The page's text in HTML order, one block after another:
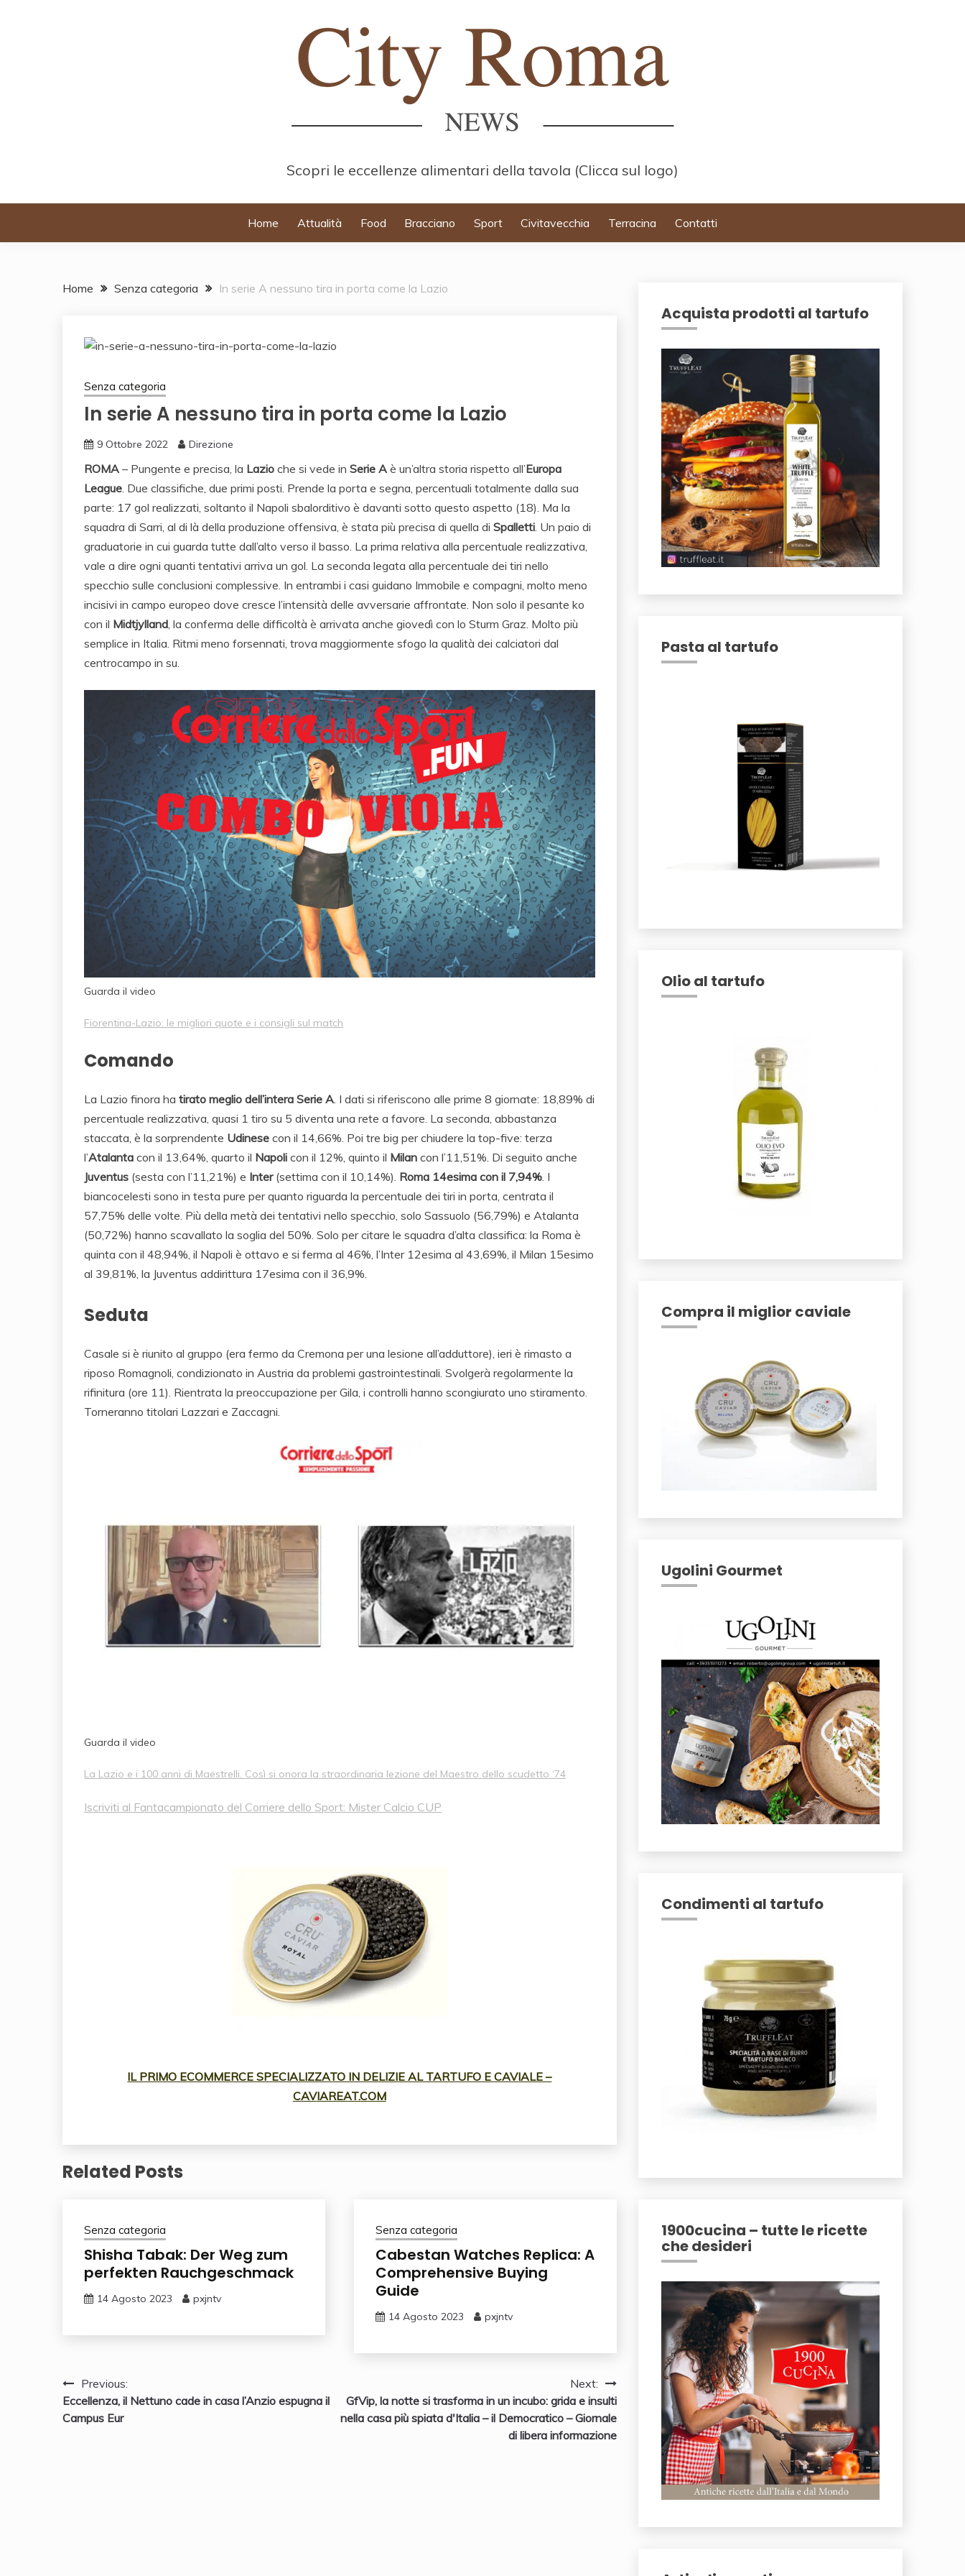
Scopri le eccellenze alimentari della tavola (Clicca sul logo)
Home Attualità Food Bracciano Sport Civitavecchia Terracina Contatti
Home Senza categoria In serie A nessuno tira in porta come la Lazio
Senza categoria
In serie A nessuno tira in porta come la Lazio
9 Ottobre 2022 Direzione
ROMA – Pungente e precisa, la Lazio che si vede in Serie A è un’altra storia rispetto all’Europa
League. Due classifiche, due primi posti. Prende la porta e segna, percentuali totalmente dalla sua
parte: 17 gol realizzati, soltanto il Napoli sbalorditivo è davanti sotto questo aspetto (18). Ma la
squadra di Sarri, al di là della produzione offensiva, è stata più precisa di quella di Spalletti. Un paio di
graduatorie in cui guarda tutte dall’alto verso il basso. La prima relativa alla percentuale realizzativa,
vale a dire ogni quanti tentativi arriva un gol. La seconda legata alla percentuale dei tiri nello
specchio sulle conclusioni complessive. In entrambi i casi guidano Immobile e compagni, molto meno
incisivi in campo europeo dove cresce l’intensità delle avversarie affrontate. Non solo il pesante ko
con il Midtjylland, la conferma delle difficoltà è arrivata anche giovedì con lo Sturm Graz. Molto più
semplice in Italia. Ritmi meno forsennati, trova maggiormente sfogo la qualità dei calciatori dal
centrocampo in su.
Guarda il video
Fiorentina-Lazio: le migliori quote e i consigli sul match
Comando
La Lazio finora ha tirato meglio dell’intera Serie A. I dati si riferiscono alle prime 8 giornate: 18,89% di
percentuale realizzativa, quasi 1 tiro su 5 diventa una rete a favore. La seconda, abbastanza
staccata, è la sorprendente Udinese con il 14,66%. Poi tre big per chiudere la top-five: terza
l’Atalanta con il 13,64%, quarto il Napoli con il 12%, quinto il Milan con l’11,51%. Di seguito anche
Juventus (sesta con l’11,21%) e Inter(settima con il 10,14%). Roma 14esima con il 7,94%. I
biancocelesti sono in testa pure per quanto riguarda la percentuale dei tiri in porta, centrata il
57,75% delle volte. Più della metà dei tentativi nello specchio, solo Sassuolo (56,79%) e Atalanta
(50,72%) hanno scavallato la soglia del 50%. Solo per citare le squadra d’alta classifica: la Roma è
quinta con il 48,94%, il Napoli è ottavo e si ferma al 46%, l’Inter 12esima al 43,69%, il Milan 15esimo
al 39,81%, la Juventus addirittura 17esima con il 36,9%.
Seduta
Casale si è riunito al gruppo (era fermo da Cremona per una lesione all’adduttore), ieri è rimasto a
riposo Romagnoli, condizionato in Austria da problemi gastrointestinali. Svolgerà regolarmente la
rifinitura (ore 11). Rientrata la preoccupazione per Gila, i controlli hanno scongiurato uno stiramento.
Torneranno titolari Lazzari e Zaccagni.
Guarda il video
La Lazio e i 100 anni di Maestrelli. Così si onora la straordinaria lezione del Maestro dello scudetto ‘74
Iscriviti al Fantacampionato del Corriere dello Sport: Mister Calcio CUP
IL PRIMO ECOMMERCE SPECIALIZZATO IN DELIZIE AL TARTUFO E CAVIALE –
CAVIAREAT.COM
Related Posts
Senza categoria
Shisha Tabak: Der Weg zum
perfekten Rauchgeschmack
14 Agosto 2023 pxjntv
Senza categoria
Cabestan Watches Replica: A
Comprehensive Buying
Guide
14 Agosto 2023 pxjntv
Navigazione
articoli
Previous:
Eccellenza, il Nettuno cade in casa l’Anzio espugna il
Campus Eur
Next:
GfVip, la notte si trasforma in un incubo: grida e insulti
nella casa più spiata d'Italia – il Democratico – Giornale
di libera informazione
Acquista prodotti al tartufo
Pasta al tartufo
Olio al tartufo
Compra il miglior caviale
Ugolini Gourmet
Condimenti al tartufo
1900cucina – tutte le ricette
che desideri